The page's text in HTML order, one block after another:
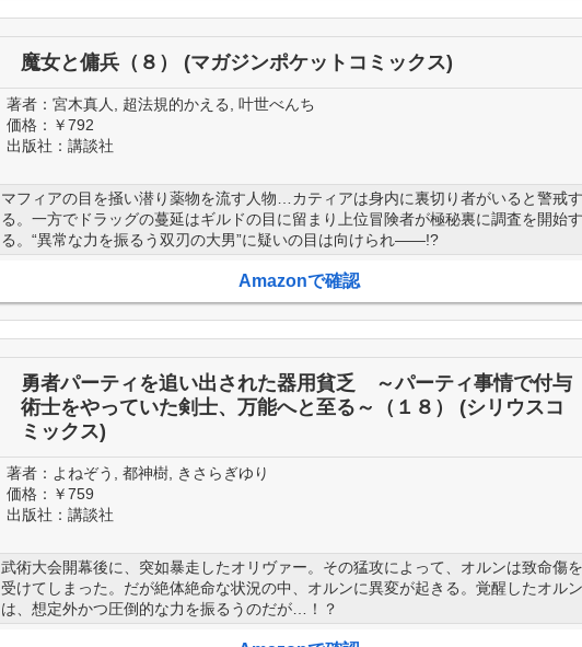
魔女と傭兵（８） (マガジンポケットコミックス)
著者： 宮木真人, 超法規的かえる, 叶世べんち
価格： ￥792
出版社： 講談社
マフィアの目を掻い潜り薬物を流す人物…カティアは身内に裏切り者がいると警戒す
る。一方でドラッグの蔓延はギルドの目に留まり上位冒険者が極秘裏に調査を開始す
る。“異常な力を振るう双刃の大男”に疑いの目は向けられ――!?
Amazonで確認
勇者パーティを追い出された器用貧乏 ～パーティ事情で付与
術士をやっていた剣士、万能へと至る～（１８） (シリウスコ
ミックス)
著者： よねぞう, 都神樹, きさらぎゆり
価格： ￥759
出版社： 講談社
武術大会開幕後に、突如暴走したオリヴァー。その猛攻によって、オルンは致命傷を
受けてしまった。だが絶体絶命な状況の中、オルンに異変が起きる。覚醒したオルン
は、想定外かつ圧倒的な力を振るうのだが…！？